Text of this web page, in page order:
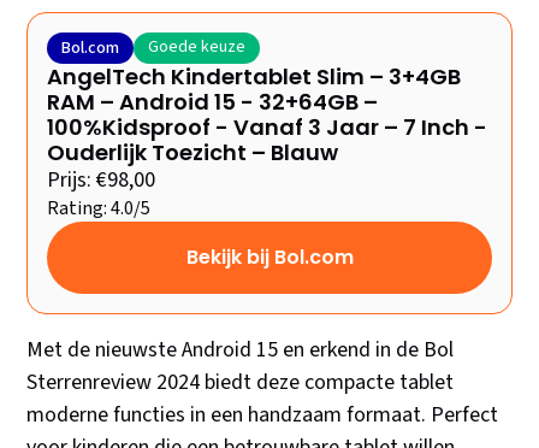
Bol.com Goede keuze
AngelTech Kindertablet Slim – 3+4GB
RAM – Android 15 - 32+64GB –
100%Kidsproof - Vanaf 3 Jaar – 7 Inch -
Ouderlijk Toezicht – Blauw
Prijs: €98,00
Rating: 4.0/5
Bekijk bij Bol.com
Met de nieuwste Android 15 en erkend in de Bol
Sterrenreview 2024 biedt deze compacte tablet
moderne functies in een handzaam formaat. Perfect